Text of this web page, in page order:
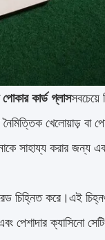
পোকার কার্ড গ্লাসসবচেয়ে
খেলোয়াড় বা
সাহায্য করার জন্য
চিহ্নিত করে।এই
পেশাদার ক্যাসিনো